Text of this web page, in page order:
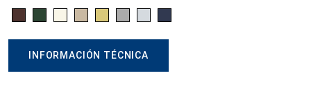
INFORMACIÓN TÉCNICA